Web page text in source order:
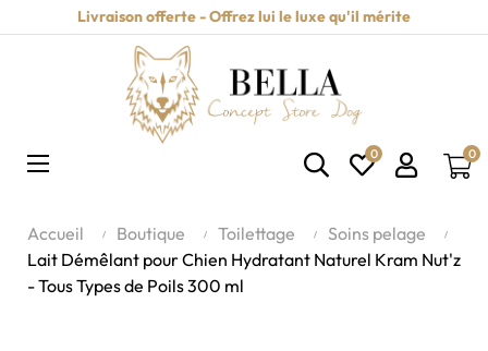
Livraison offerte - Offrez lui le luxe qu'il mérite
Basculer
☰ 0 0
Accueil Boutique Toilettage
Soins pelage
Lait Démêlant pour Chien Hydratant Naturel Kram Nut'z
- Tous Types de Poils 300 ml